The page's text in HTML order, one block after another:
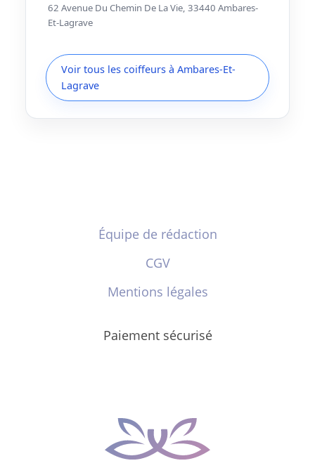
62 Avenue Du Chemin De La Vie, 33440 Ambares-
Et-Lagrave
Voir tous les coiffeurs à Ambares-Et-
Lagrave
Équipe de rédaction
CGV
Mentions légales
Paiement sécurisé